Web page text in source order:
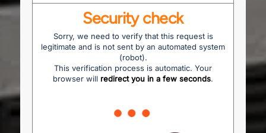
Security check
Sorry, we need to verify that this request is
legitimate and is not sent by an automated system
(robot).
This verification process is automatic. Your
browser will redirect you in a few seconds.